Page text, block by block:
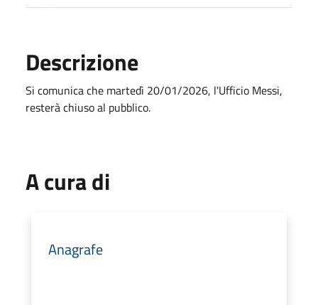
Descrizione
Si comunica che martedì 20/01/2026, l'Ufficio Messi,
resterà chiuso al pubblico.
A cura di
Anagrafe